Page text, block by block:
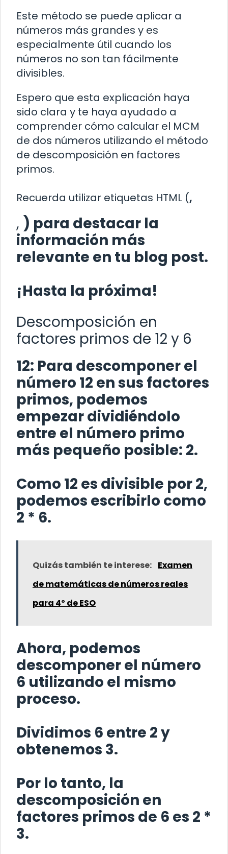
Este método se puede aplicar a
números más grandes y es
especialmente útil cuando los
números no son tan fácilmente
divisibles.
Espero que esta explicación haya
sido clara y te haya ayudado a
comprender cómo calcular el MCM
de dos números utilizando el método
de descomposición en factores
primos.
Recuerda utilizar etiquetas HTML (,
, ) para destacar la
información más
relevante en tu blog post.
¡Hasta la próxima!
Descomposición en
factores primos de 12 y 6
12: Para descomponer el
número 12 en sus factores
primos, podemos
empezar dividiéndolo
entre el número primo
más pequeño posible: 2.
Como 12 es divisible por 2,
podemos escribirlo como
2 * 6.
Quizás también te interese: Examen
de matemáticas de números reales
para 4º de ESO
Ahora, podemos
descomponer el número
6 utilizando el mismo
proceso.
Dividimos 6 entre 2 y
obtenemos 3.
Por lo tanto, la
descomposición en
factores primos de 6 es 2 *
3.